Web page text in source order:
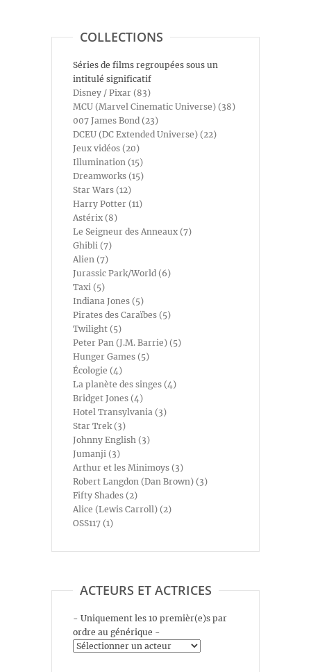
COLLECTIONS
Séries de films regroupées sous un
intitulé significatif
Disney / Pixar (83)
MCU (Marvel Cinematic Universe) (38)
007 James Bond (23)
DCEU (DC Extended Universe) (22)
Jeux vidéos (20)
Illumination (15)
Dreamworks (15)
Star Wars (12)
Harry Potter (11)
Astérix (8)
Le Seigneur des Anneaux (7)
Ghibli (7)
Alien (7)
Jurassic Park/World (6)
Taxi (5)
Indiana Jones (5)
Pirates des Caraïbes (5)
Twilight (5)
Peter Pan (J.M. Barrie) (5)
Hunger Games (5)
Écologie (4)
La planète des singes (4)
Bridget Jones (4)
Hotel Transylvania (3)
Star Trek (3)
Johnny English (3)
Jumanji (3)
Arthur et les Minimoys (3)
Robert Langdon (Dan Brown) (3)
Fifty Shades (2)
Alice (Lewis Carroll) (2)
OSS117 (1)
ACTEURS ET ACTRICES
- Uniquement les 10 premièr(e)s par
ordre au générique -